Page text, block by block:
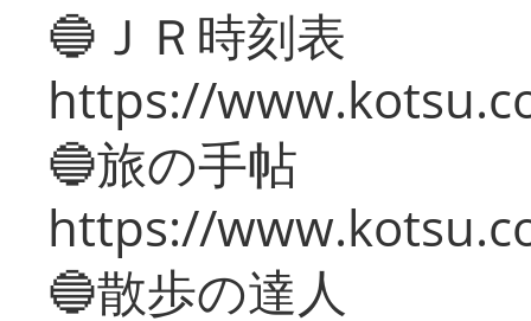
🔵ＪＲ時刻表
https://
🔵旅の手帖
https://
🔵散歩の達人